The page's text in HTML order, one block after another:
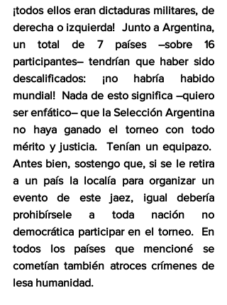
¡todos ellos eran dictaduras militares, de
derecha o izquierda!  Junto a Argentina,
un total de 7 países –sobre 16
participantes– tendrían que haber sido
descalificados: ¡no habría habido
mundial!  Nada de esto significa –quiero
ser enfático– que la Selección Argentina
no haya ganado el torneo con todo
mérito y justicia.  Tenían un equipazo.
Antes bien, sostengo que, si se le retira
a un país la localía para organizar un
evento de este jaez, igual debería
prohibírsele a toda nación no
democrática participar en el torneo.  En
todos los países que mencioné se
cometían también atroces crímenes de
lesa humanidad.